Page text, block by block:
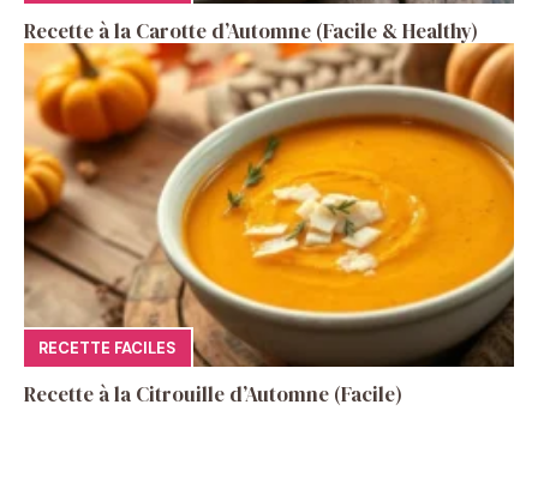
Recette à la Carotte d’Automne (Facile & Healthy)
RECETTE FACILES
Recette à la Citrouille d’Automne (Facile)